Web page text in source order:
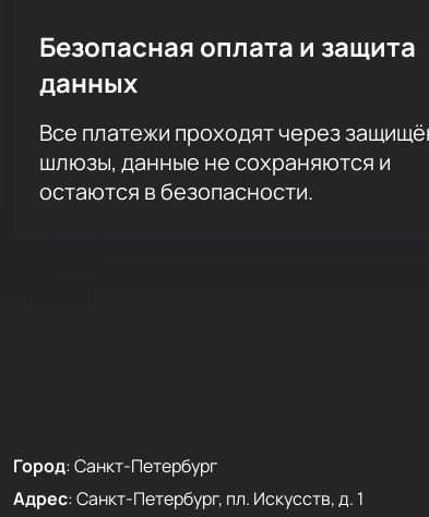
Безопасная оплата и защита
данных
Все платежи проходят через
шлюзы, данные не сохраняются и
остаются в безопасности.
Город:Санкт-Петербург
Адрес:Санкт-Петербург, пл. Искусств, д. 1